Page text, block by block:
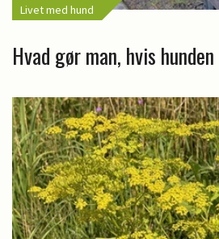
Livet med hund
Hvad gør man, hvis